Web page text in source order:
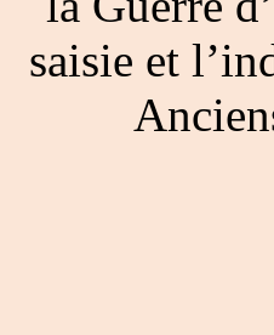
saisie et